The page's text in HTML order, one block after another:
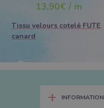
13,90€ / m
Tissu velours cotelé FUTE
canard
+ INFORMATION